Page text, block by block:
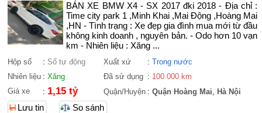
BÁN XE BMW X4 - SX 2017 đki 2018 - Địa chỉ :
Time city park 1 ,Minh Khai ,Mai Động ,Hoàng Mai
,HN - Tình trạng : Xe đẹp gia đình mua mới từ đầu
không kinh doanh , nguyên bản. - Odo hơn 10 vạn
km - Nhiên liệu : Xăng ...
Hộp số : Số tự động Xuất xứ : Trong nước
Nhiên liệu : Xăng Đã sử dụng : 100.000 km
Giá xe
: 1,15 tỷ Quận/Huyện : Quận Hoàng Mai, Hà Nội
Lưu tin
So sánh